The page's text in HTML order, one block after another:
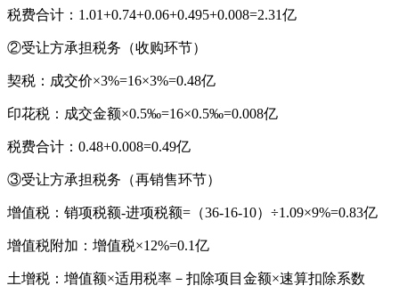
税费合计：1.01+0.74+0.06+0.495+0.008=2.31亿
②受让方承担税务（收购环节）
契税：成交价×3%=16×3%=0.48亿
印花税：成交金额×0.5‰=16×0.5‰=0.008亿
税费合计：0.48+0.008=0.49亿
③受让方承担税务（再销售环节）
增值税：销项税额-进项税额=（36-16-10）÷1.09×9%=0.83亿
增值税附加：增值税×12%=0.1亿
土增税：增值额×适用税率－扣除项目金额×速算扣除系数